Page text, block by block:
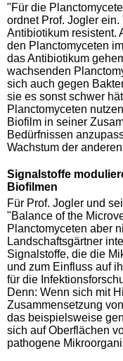
"Für die
ordnet Prof. Jogler
Antibiotikum resistent.
den Planctomyceten
das Antibiotikum
wachsenden
sich auch gegen
sie es sonst schwer
Planctomyceten
Biofilm in seiner
Bedürfnissen
Wachstum der
Signalstoffe
Biofilmen
Für Prof. Jogler und
"Balance of the
Planctomyceten aber
Landschaftsgärtner
Signalstoffe, die die
und zum Einfluss auf
für die
Denn: Wenn sich mit
Zusammensetzung
das beispielsweise
sich auf Oberflächen
pathogene